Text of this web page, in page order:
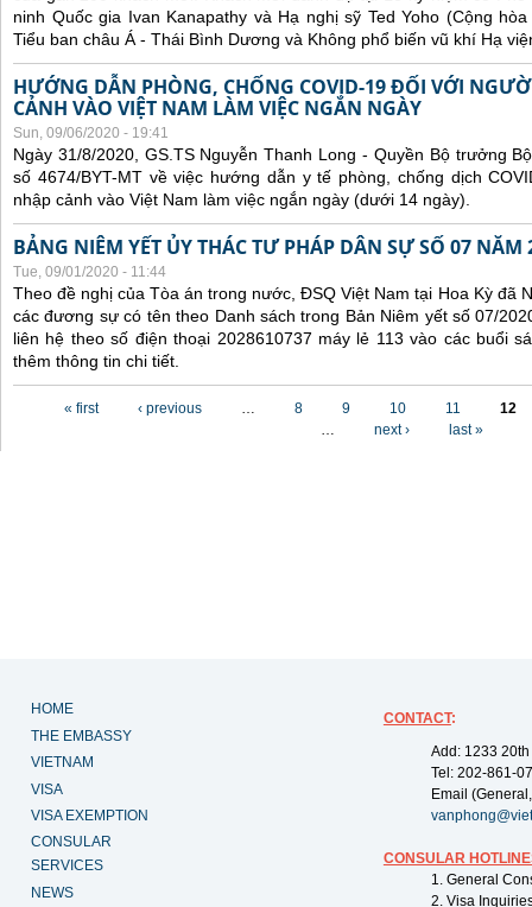
ninh Quốc gia Ivan Kanapathy và Hạ nghị sỹ Ted Yoho (Cộng
Tiểu ban châu Á - Thái Bình Dương và Không phổ biến vũ khí Hạ
HƯỚNG DẪN PHÒNG, CHỐNG COVID-19 ĐỐI VỚI
CẢNH VÀO VIỆT NAM LÀM VIỆC NGẮN NGÀY
Sun, 09/06/2020 - 19:41
Ngày 31/8/2020, GS.TS Nguyễn Thanh Long - Quyền Bộ trưởng
số 4674/BYT-MT về việc hướng dẫn y tế phòng, chống dịch
nhập cảnh vào Việt Nam làm việc ngắn ngày (dưới 14 ngày).
BẢNG NIÊM YẾT ỦY THÁC TƯ PHÁP DÂN SỰ SỐ 07 NĂM
Tue, 09/01/2020 - 11:44
Theo đề nghị của Tòa án trong nước, ĐSQ Việt Nam tại Hoa Kỳ đã
các đương sự có tên theo Danh sách trong Bản Niêm yết số 07/
liên hệ theo số điện thoại 2028610737 máy lẻ 113 vào các buổi
thêm thông tin chi tiết.
« first ‹ previous … 8 9 10 11
12
…
next › last »
HOME
THE EMBASSY
VIETNAM
VISA
VISA EXEMPTION
CONSULAR
SERVICES
NEWS
CONTACT:
Add: 1233
Tel: 202-861-
Email
CONSULAR
1. General
2. Visa